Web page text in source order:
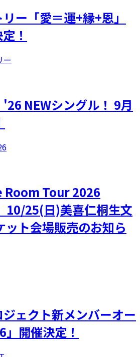
ー「愛＝運+縁+恩」
！
ー
NEWシングル！ 9月
Room Tour 2026
10/25(日)美喜仁桐生文
ット会場販売のお知ら
ジェクト新メンバーオー
開催決定！